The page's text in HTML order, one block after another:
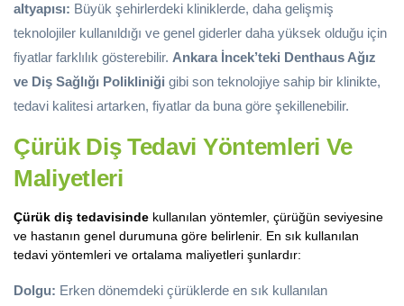
altyapısı: Büyük şehirlerdeki kliniklerde, daha gelişmiş
teknolojiler kullanıldığı ve genel giderler daha yüksek olduğu için
fiyatlar farklılık gösterebilir. Ankara İncek’teki Denthaus Ağız
ve Diş Sağlığı Polikliniği gibi son teknolojiye sahip bir klinikte,
tedavi kalitesi artarken, fiyatlar da buna göre şekillenebilir.
Çürük Diş Tedavi Yöntemleri Ve
Maliyetleri
Çürük diş tedavisinde kullanılan yöntemler, çürüğün seviyesine
ve hastanın genel durumuna göre belirlenir. En sık kullanılan
tedavi yöntemleri ve ortalama maliyetleri şunlardır:
Dolgu: Erken dönemdeki çürüklerde en sık kullanılan